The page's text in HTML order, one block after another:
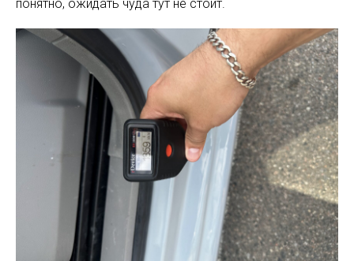
понятно, ожидать чуда тут не стоит.